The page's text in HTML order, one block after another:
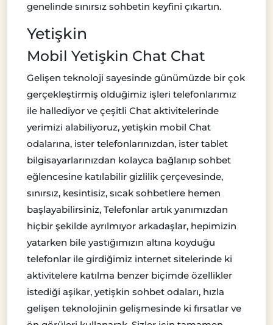
genelinde sınırsız sohbetin keyfini çıkartın.
Yetişkin
Mobil Yetişkin Chat Chat
Gelişen teknoloji sayesinde günümüzde bir çok
gerçekleştirmiş olduğimiz işleri telefonlarımız
ile hallediyor ve çeşitli Chat aktivitelerinde
yerimizi alabiliyoruz, yetişkin mobil Chat
odalarına, ister telefonlarınızdan, ister tablet
bilgisayarlarınızdan kolayca bağlanıp sohbet
eğlencesine katılabilir gizlilik çerçevesinde,
sınırsız, kesintisiz, sıcak sohbetlere hemen
başlayabilirsiniz, Telefonlar artık yanımızdan
hiçbir şekilde ayrılmıyor arkadaşlar, hepimizin
yatarken bile yastığımızın altına koyduğu
telefonlar ile girdiğimiz internet sitelerinde ki
aktivitelere katılma benzer biçimde özellikler
istediği aşikar, yetişkin sohbet odaları, hızla
gelişen teknolojinin gelişmesinde ki fırsatlar ve